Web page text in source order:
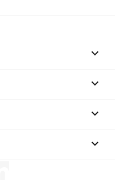



keyboard_arrow_down